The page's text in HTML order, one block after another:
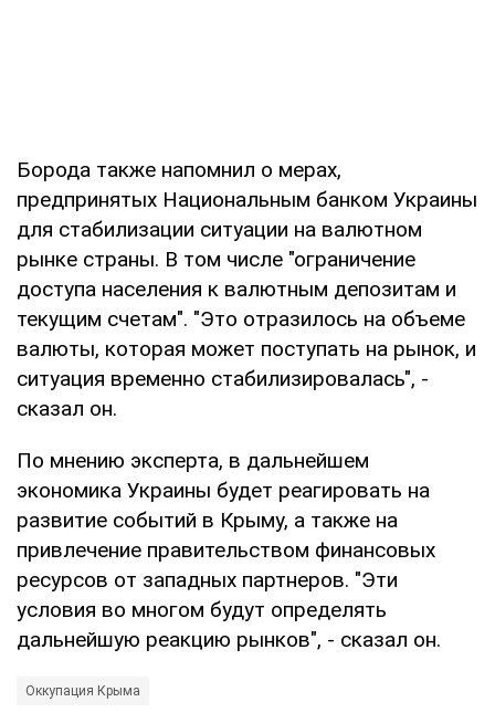
Борода также напомнил о мерах,
предпринятых Национальным банком Украины
для стабилизации ситуации на валютном
рынке страны. В том числе "ограничение
доступа населения к валютным депозитам и
текущим счетам". "Это отразилось на объеме
валюты, которая может поступать на рынок, и
ситуация временно стабилизировалась", -
сказал он.
По мнению эксперта, в дальнейшем
экономика Украины будет реагировать на
развитие событий в Крыму, а также на
привлечение правительством финансовых
ресурсов от западных партнеров. "Эти
условия во многом будут определять
дальнейшую реакцию рынков", - сказал он.
Оккупация Крыма